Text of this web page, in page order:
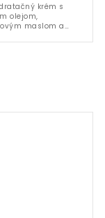
krém s
olejom,
maslom a
a chráni
pleť pred